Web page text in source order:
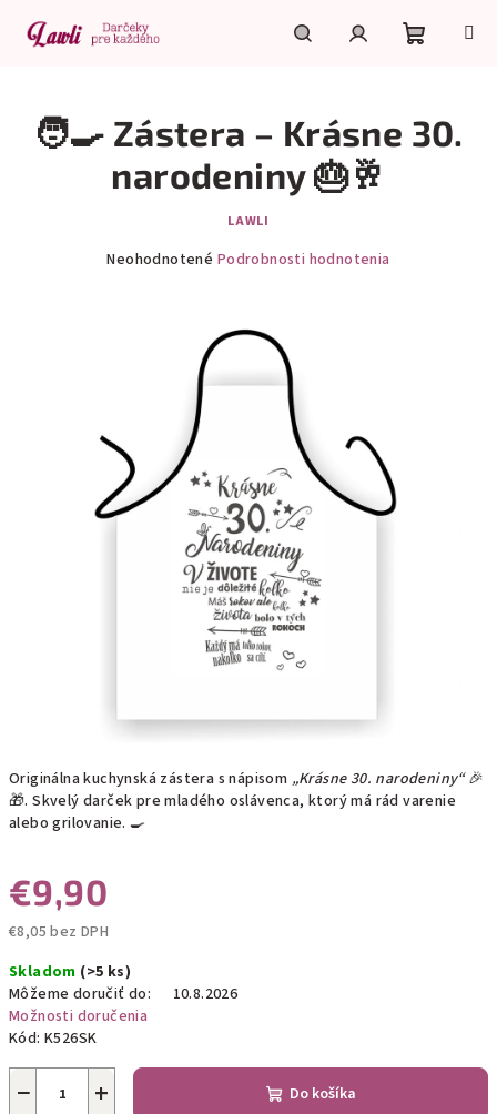
obsah
košík
Originálna kuchynská zástera s nápisom „Krásne 30. narodeniny“🎉
🎁. Skvelý darček pre mladého oslávenca, ktorý má rád varenie
alebo grilovanie. 🍳
€9,90
€8,05 bez DPH
cena:
Skladom (>5 ks)
Môžeme doručiť do:
10.8.2026
Možnosti doručenia
Kód: K526SK
+
− Do košíka
🧑‍🍳 Zástera – Krásne 30.
narodeniny 🎂🥂
LAWLI
Neohodnotené Podrobnosti hodnotenia